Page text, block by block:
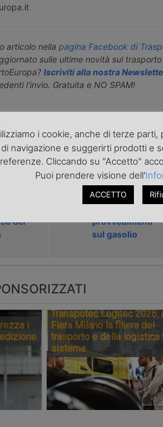
articolo nella pagina Facebook di
sulle ultime novità sul
Iscriviti alla nostra
l'invio. Gratuita e NO SPAM!
precedente
ARTICOLI CORRELATI
i rischi
dei
Autotrasporto
provvedimenti
sul gasolio
i
Transpotec Logitec 2026:
Fiera Milano la filiera del
trasporto e della logistica
sistema
i cookie, anche di terze parti,
di navigazione e suggerirti prodotti e
Cliccando su "Accetto"
Puoi prendere visione dell'
ACCETTO